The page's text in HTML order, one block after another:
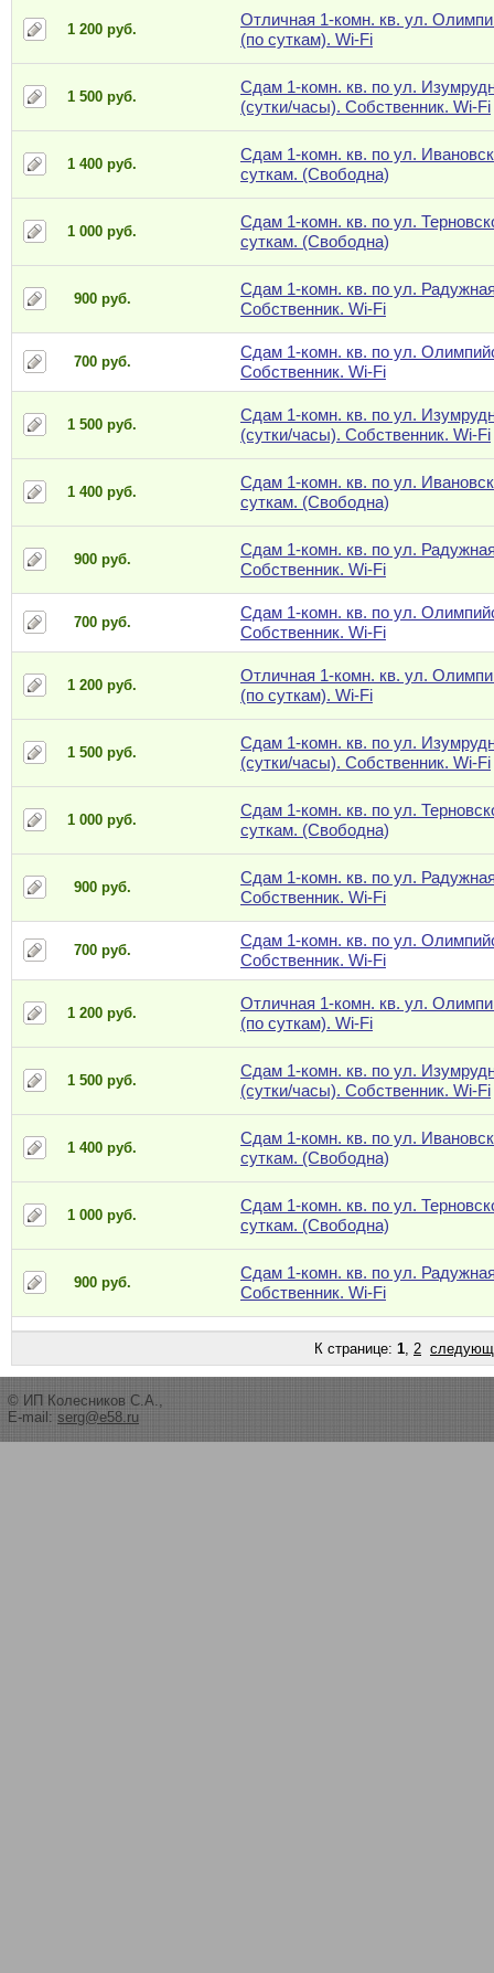
1 200 руб.
Отличная 1-комн. кв. ул.
(по суткам). Wi-Fi
1 500 руб.
Сдам 1-комн. кв. по ул.
(сутки/часы). Собственник. Wi-Fi
1 400 руб.
Сдам 1-комн. кв. по ул.
суткам. (Свободна)
1 000 руб.
Сдам 1-комн. кв. по ул.
суткам. (Свободна)
900 руб.
Сдам 1-комн. кв. по ул.
Собственник. Wi-Fi
700 руб.
Сдам 1-комн. кв. по ул.
Собственник. Wi-Fi
1 500 руб.
Сдам 1-комн. кв. по ул.
(сутки/часы). Собственник. Wi-Fi
1 400 руб.
Сдам 1-комн. кв. по ул.
суткам. (Свободна)
900 руб.
Сдам 1-комн. кв. по ул.
Собственник. Wi-Fi
700 руб.
Сдам 1-комн. кв. по ул.
Собственник. Wi-Fi
1 200 руб.
Отличная 1-комн. кв. ул.
(по суткам). Wi-Fi
1 500 руб.
Сдам 1-комн. кв. по ул.
(сутки/часы). Собственник. Wi-Fi
1 000 руб.
Сдам 1-комн. кв. по ул.
суткам. (Свободна)
900 руб.
Сдам 1-комн. кв. по ул.
Собственник. Wi-Fi
700 руб.
Сдам 1-комн. кв. по ул.
Собственник. Wi-Fi
1 200 руб.
Отличная 1-комн. кв. ул.
(по суткам). Wi-Fi
1 500 руб.
Сдам 1-комн. кв. по ул.
(сутки/часы). Собственник. Wi-Fi
1 400 руб.
Сдам 1-комн. кв. по ул.
суткам. (Свободна)
1 000 руб.
Сдам 1-комн. кв. по ул.
суткам. (Свободна)
900 руб.
Сдам 1-комн. кв. по ул.
Собственник. Wi-Fi
К странице: 1, 2
© ИП Колесников С.А.,
E-mail: serg@e58.ru